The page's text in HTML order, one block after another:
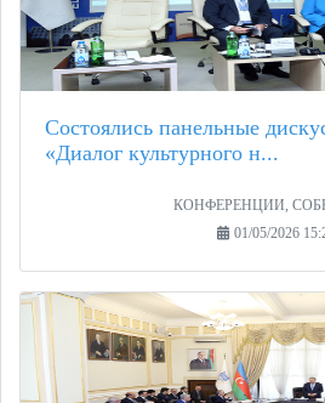
Состоялись панельные
«Диалог культурного н...
КОНФЕРЕНЦИИ,
01/05/2026